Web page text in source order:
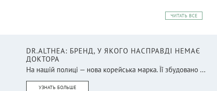
ЧИТАТЬ ВСЕ
DR.ALTHEA: БРЕНД, У ЯКОГО НАСПРАВДІ НЕМАЄ
ДОКТОРА
На нашій полиці — нова корейська марка. Її збудовано ...
УЗНАТЬ БОЛЬШЕ